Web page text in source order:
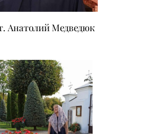
Анатолий Медведюк